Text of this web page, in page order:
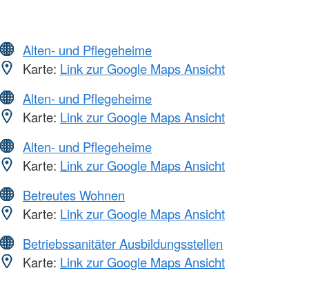
Alten- und Pflegeheime
Karte: Link zur Google Maps Ansicht
Alten- und Pflegeheime
Karte: Link zur Google Maps Ansicht
Alten- und Pflegeheime
Karte: Link zur Google Maps Ansicht
Betreutes Wohnen
Karte: Link zur Google Maps Ansicht
Betriebssanitäter Ausbildungsstellen
Karte: Link zur Google Maps Ansicht